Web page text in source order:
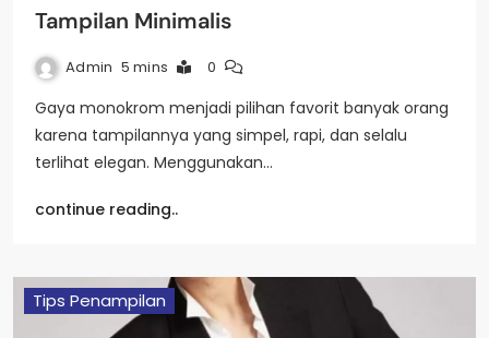
Tampilan Minimalis
Admin 5 mins 0
Gaya monokrom menjadi pilihan favorit banyak orang
karena tampilannya yang simpel, rapi, dan selalu
terlihat elegan. Menggunakan…
continue reading..
Tips Penampilan